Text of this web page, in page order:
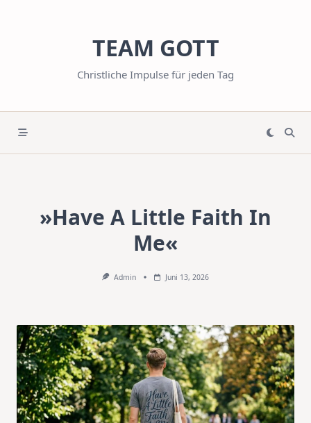
TEAM GOTT
Christliche Impulse für jeden Tag
»Have A Little Faith In
Me«
Admin Juni 13, 2026